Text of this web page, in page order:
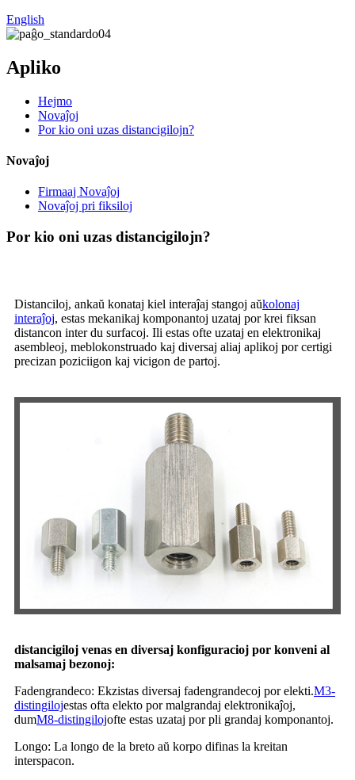
English
Apliko
Hejmo
Novaĵoj
Por kio oni uzas distancigilojn?
Novaĵoj
Firmaaj Novaĵoj
Novaĵoj pri fiksiloj
Por kio oni uzas distancigilojn?
Distanciloj, ankaŭ konataj kiel interaĵaj stangoj aŭkolonaj
interaĵoj, estas mekanikaj komponantoj uzataj por krei fiksan
distancon inter du surfacoj. Ili estas ofte uzataj en elektronikaj
asembleoj, meblokonstruado kaj diversaj aliaj aplikoj por certigi
precizan poziciigon kaj vicigon de partoj.
distancigiloj venas en diversaj konfiguracioj por konveni al
malsamaj bezonoj:
Fadengrandeco: Ekzistas diversaj fadengrandecoj por elekti.M3-
distingilojestas ofta elekto por malgrandaj elektronikaĵoj,
dumM8-distingilojofte estas uzataj por pli grandaj komponantoj.
Longo: La longo de la breto aŭ korpo difinas la kreitan
interspacon.